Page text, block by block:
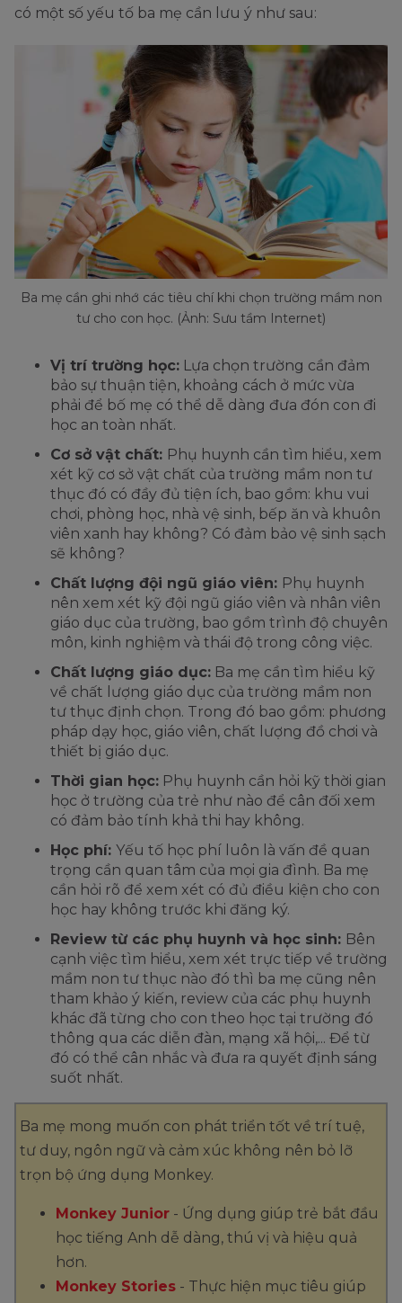
có một số yếu tố ba mẹ cần lưu ý như sau:
Ba mẹ cần ghi nhớ các tiêu chí khi chọn trường mầm non
tư cho con học. (Ảnh: Sưu tầm Internet)
Vị trí trường học: Lựa chọn trường cần đảm
bảo sự thuận tiện, khoảng cách ở mức vừa
phải để bố mẹ có thể dễ dàng đưa đón con đi
học an toàn nhất.
Cơ sở vật chất: Phụ huynh cần tìm hiểu, xem
xét kỹ cơ sở vật chất của trường mầm non tư
thục đó có đầy đủ tiện ích, bao gồm: khu vui
chơi, phòng học, nhà vệ sinh, bếp ăn và khuôn
viên xanh hay không? Có đảm bảo vệ sinh sạch
sẽ không?
Chất lượng đội ngũ giáo viên: Phụ huynh
nên xem xét kỹ đội ngũ giáo viên và nhân viên
giáo dục của trường, bao gồm trình độ chuyên
môn, kinh nghiệm và thái độ trong công việc.
Chất lượng giáo dục: Ba mẹ cần tìm hiểu kỹ
về chất lượng giáo dục của trường mầm non
tư thục định chọn. Trong đó bao gồm: phương
pháp dạy học, giáo viên, chất lượng đồ chơi và
thiết bị giáo dục.
Thời gian học: Phụ huynh cần hỏi kỹ thời gian
học ở trường của trẻ như nào để cân đối xem
có đảm bảo tính khả thi hay không.
Học phí: Yếu tố học phí luôn là vấn đề quan
trọng cần quan tâm của mọi gia đình. Ba mẹ
cần hỏi rõ để xem xét có đủ điều kiện cho con
học hay không trước khi đăng ký.
Review từ các phụ huynh và học sinh: Bên
cạnh việc tìm hiểu, xem xét trực tiếp về trường
mầm non tư thục nào đó thì ba mẹ cũng nên
tham khảo ý kiến, review của các phụ huynh
khác đã từng cho con theo học tại trường đó
thông qua các diễn đàn, mạng xã hội,... Để từ
đó có thể cân nhắc và đưa ra quyết định sáng
suốt nhất.
Ba mẹ mong muốn con phát triển tốt về trí tuệ,
tư duy, ngôn ngữ và cảm xúc không nên bỏ lỡ
trọn bộ ứng dụng Monkey.
Monkey Junior - Ứng dụng giúp trẻ bắt đầu
học tiếng Anh dễ dàng, thú vị và hiệu quả
hơn.
Monkey Stories - Thực hiện mục tiêu giúp